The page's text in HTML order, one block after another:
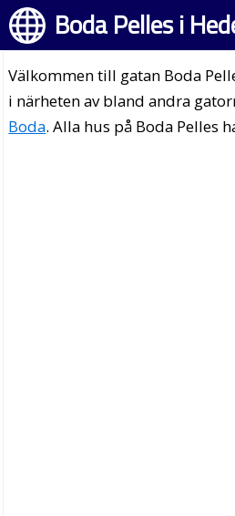
Boda Pelles i
Välkommen till gatan Boda
i närheten av bland andra
Boda. Alla hus på Boda Pelles